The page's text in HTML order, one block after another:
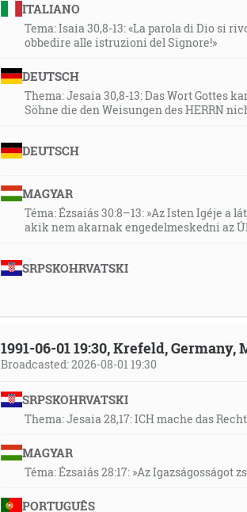
ITALIANO
Tema: Isaia 30,8-13: «La parola di Dio si
obbedire alle istruzioni del Signore!»
DEUTSCH
Thema: Jesaia 30,8-13: Das Wort Gottes
Söhne die den Weisungen des HERRN
DEUTSCH
MAGYAR
Téma: Ézsaiás 30:8–13: »Az Isten Igéje
akik nem akarnak engedelmeskedni az
SRPSKOHRVATSKI
1991-06-01 19:30, Krefeld,
Broadcasted: 2026-08-01 19:30
SRPSKOHRVATSKI
Thema: Jesaia 28,17: ICH mache das
MAGYAR
Téma: Ézsaiás 28:17: »Az
PORTUGUÊS